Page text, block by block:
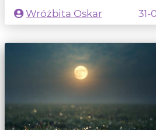
Wróżbita Oskar
31-